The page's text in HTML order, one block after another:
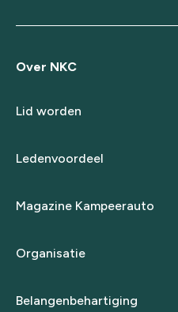
Over NKC
Lid worden
Ledenvoordeel
Magazine Kampeerauto
Organisatie
Belangenbehartiging